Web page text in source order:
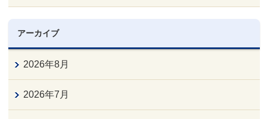
アーカイブ
2026年8月
2026年7月